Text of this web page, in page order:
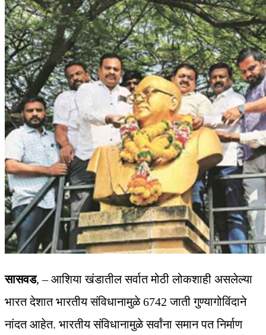
सासवड, – आशिया खंडातील सर्वात मोठी लोकशाही असलेल्या
भारत देशात भारतीय संविधानामुळे 6742 जाती गुण्यागोविंदाने
नांदत आहेत. भारतीय संविधानामुळे सर्वांना समान पत निर्माण